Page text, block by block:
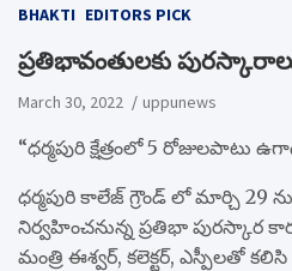
BHAKTI EDITORS PICK
ప్రతిభావంతులకు
March 30, 2022 uppunews
“ధర్మపురి క్షేత్రంలో 5 రోజులపాటు
ధర్మపురి కాలేజ్ గ్రౌండ్ లో మార్చి 29
నిర్వహించనున్న ప్రతిభా పురస్కార
మంత్రి ఈశ్వర్, కలెక్టర్, ఎస్పీలతో కలిసి